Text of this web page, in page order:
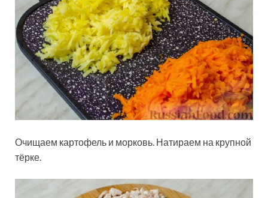
Очищаем картофель и морковь. Натираем на крупной
тёрке.